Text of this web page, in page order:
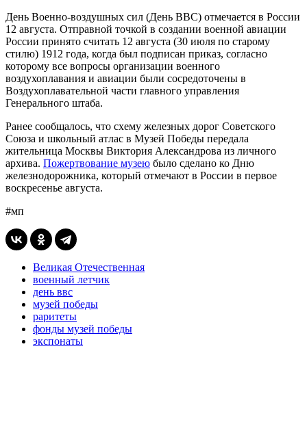
День Военно-воздушных сил (День ВВС) отмечается в России
12 августа. Отправной точкой в создании военной авиации
России принято считать 12 августа (30 июля по старому
стилю) 1912 года, когда был подписан приказ, согласно
которому все вопросы организации военного
воздухоплавания и авиации были сосредоточены в
Воздухоплавательной части главного управления
Генерального штаба.
Ранее сообщалось, что схему железных дорог Советского
Союза и школьный атлас в Музей Победы передала
жительница Москвы Виктория Александрова из личного
архива. Пожертвование музею было сделано ко Дню
железнодорожника, который отмечают в России в первое
воскресенье августа.
#мп
Великая Отечественная
военный летчик
день ввс
музей победы
раритеты
фонды музей победы
экспонаты